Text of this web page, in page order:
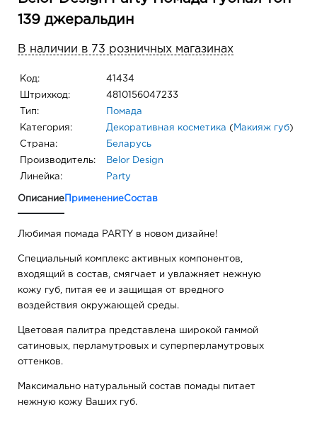
139 джеральдин
В наличии в 73 розничных магазинах
Код: 41434
Штрихкод: 4810156047233
Тип: Помада
Категория: Декоративная косметика ( Макияж губ)
Страна: Беларусь
Производитель: Belor Design
Линейка: Party
Описание ПрименениеСостав
Любимая помада PARTY в новом дизайне!
Специальный комплекс активных компонентов,
входящий в состав, смягчает и увлажняет нежную
кожу губ, питая ее и защищая от вредного
воздействия окружающей среды.
Цветовая палитра представлена широкой гаммой
сатиновых, перламутровых и суперперламутровых
оттенков.
Максимально натуральный состав помады питает
нежную кожу Ваших губ.